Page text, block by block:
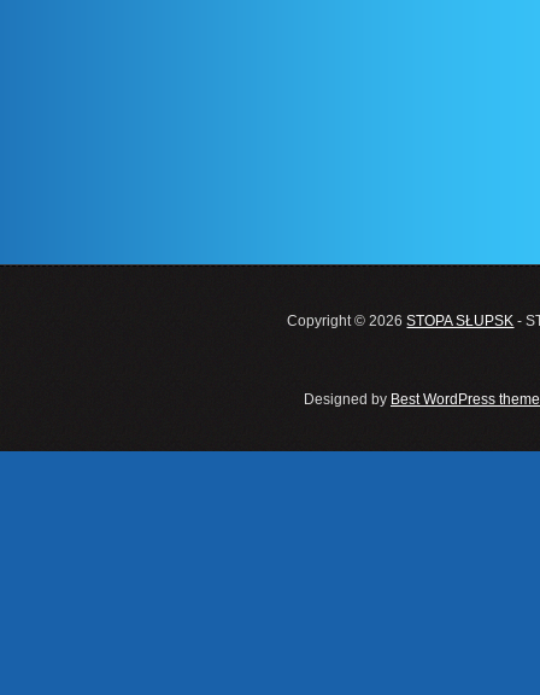
Copyright © 2026STOPA SŁUPSK -
Designed by Best WordPress theme